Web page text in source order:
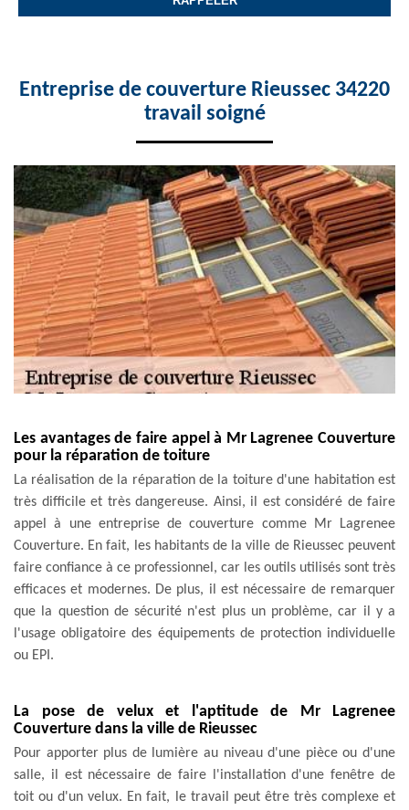
Entreprise de couverture Rieussec 34220
travail soigné
Les avantages de faire appel à Mr Lagrenee Couverture
pour la réparation de toiture
La réalisation de la réparation de la toiture d'une habitation est
très difficile et très dangereuse. Ainsi, il est considéré de faire
appel à une entreprise de couverture comme Mr Lagrenee
Couverture. En fait, les habitants de la ville de Rieussec peuvent
faire confiance à ce professionnel, car les outils utilisés sont très
efficaces et modernes. De plus, il est nécessaire de remarquer
que la question de sécurité n'est plus un problème, car il y a
l'usage obligatoire des équipements de protection individuelle
ou EPI.
La pose de velux et l'aptitude de Mr Lagrenee
Couverture dans la ville de Rieussec
Pour apporter plus de lumière au niveau d'une pièce ou d'une
salle, il est nécessaire de faire l'installation d'une fenêtre de
toit ou d'un velux. En fait, le travail peut être très complexe et